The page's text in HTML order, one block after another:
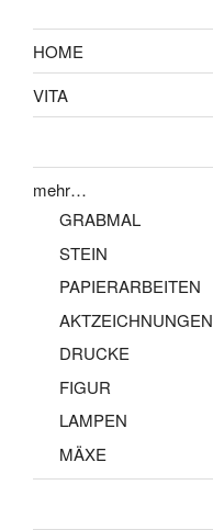
HOME
VITA
mehr…
GRABMAL
STEIN
PAPIERARBEITEN
AKTZEICHNUNGEN
DRUCKE
FIGUR
LAMPEN
MÄXE